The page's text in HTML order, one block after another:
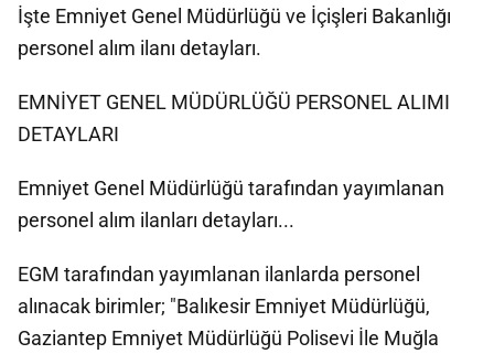
İşte Emniyet Genel Müdürlüğü ve İçişleri Bakanlığı
personel alım ilanı detayları.
EMNİYET GENEL MÜDÜRLÜĞÜ PERSONEL ALIMI
DETAYLARI
Emniyet Genel Müdürlüğü tarafından yayımlanan
personel alım ilanları detayları...
EGM tarafından yayımlanan ilanlarda personel
alınacak birimler; "Balıkesir Emniyet Müdürlüğü,
Gaziantep Emniyet Müdürlüğü Polisevi İle Muğla